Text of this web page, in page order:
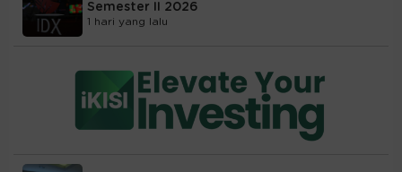
Semester II 2026
1 hari yang lalu